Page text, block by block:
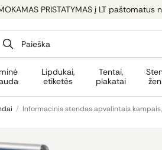
PRISTATYMAS į LT paštomatus
Paieška
Lipdukai,
etiketės
Tentai,
plakatai
/ Informacinis stendas apvalintais